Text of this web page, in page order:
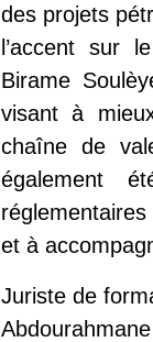
des projets
l’accent sur
Birame
visant à
chaîne de
également
et à
Juriste de